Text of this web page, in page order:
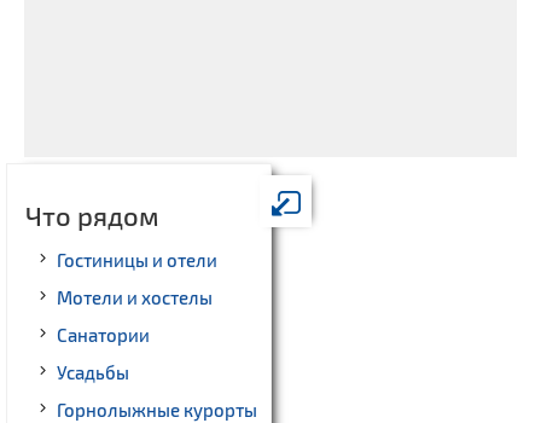
Что рядом
Гостиницы и отели
Мотели и хостелы
Санатории
Усадьбы
Горнолыжные курорты